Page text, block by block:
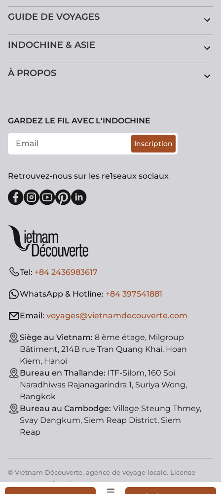
GUIDE DE VOYAGES
INDOCHINE & ASIE
À PROPOS
Tel: +84 2436983617
WhatsApp & Hotline: +84 397541881
Email: voyages@vietnamdecouverte.com
Siège au Vietnam: 8 ème étage, Milgroup
Bâtiment, 214B rue Tran Quang Khai, Hoan
Kiem, Hanoi
Bureau en Thaïlande: ITF-Silom, 160 Soi
Naradhiwas Rajanagarindra 1, Suriya Wong,
Bangkok
Bureau au Cambodge: Village Steung Thmey,
Svay Dangkum, Siem Reap District, Siem
Reap
GARDEZ LE FIL AVEC L'INDOCHINE
Inscription
Retrouvez-nous sur les re1seaux sociaux
© Vietnam Découverte, agence de voyage locale. License
d'état : 01-182/2014/TCDL-GPLHQT